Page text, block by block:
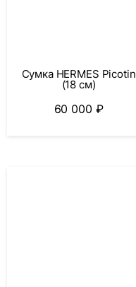
Сумка HERMES Picotin
(18 см)
60 000 ₽